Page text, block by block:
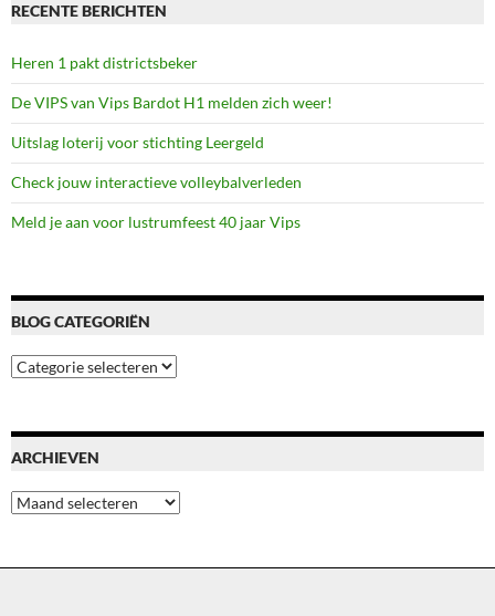
RECENTE BERICHTEN
Heren 1 pakt districtsbeker
De VIPS van Vips Bardot H1 melden zich weer!
Uitslag loterij voor stichting Leergeld
Check jouw interactieve volleybalverleden
Meld je aan voor lustrumfeest 40 jaar Vips
BLOG CATEGORIËN
Blog
categoriën
ARCHIEVEN
Archieven